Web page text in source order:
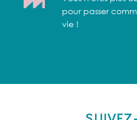
pour passer
vie !